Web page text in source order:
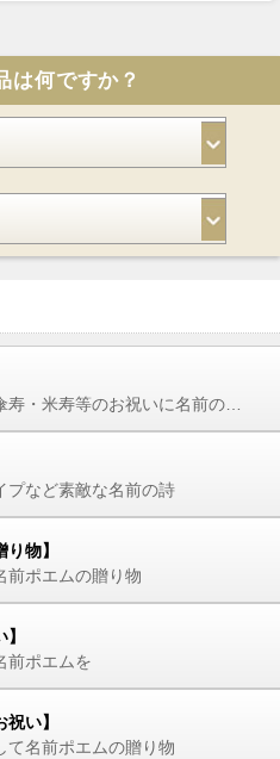
は何ですか？
還暦・古希・喜寿・傘寿・米寿等のお祝いに名前の詩を
プなど素敵な名前の詩
物】
前ポエムの贈り物
前ポエムを
い】
て名前ポエムの贈り物